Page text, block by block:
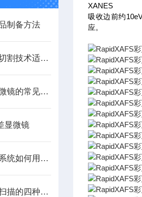
制备方法
激光捕获显微切割技术适用于各种类型的组织样本
蔡司共聚焦显微镜的常见故障分析
显微镜
激光显微切割系统如何用光束实现细胞级分离？
浅析病理切片扫描的四种工作原理
XANES
吸收边前约
应。